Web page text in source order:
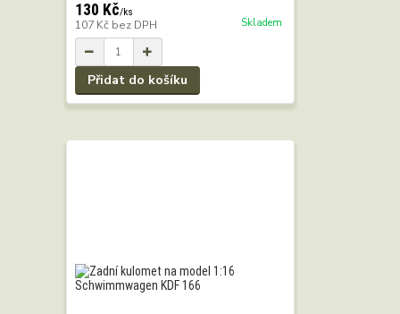
130 Kč/ks
107 Kč bez DPH Skladem
Přidat do košíku